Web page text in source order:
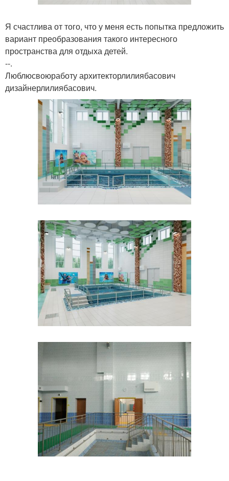
Я счастлива от того, что у меня есть попытка предложить
вариант преобразования такого интересного
пространства для отдыха детей.
--.
Люблюсвоюработу архитекторлилиябасович
дизайнерлилиябасович.